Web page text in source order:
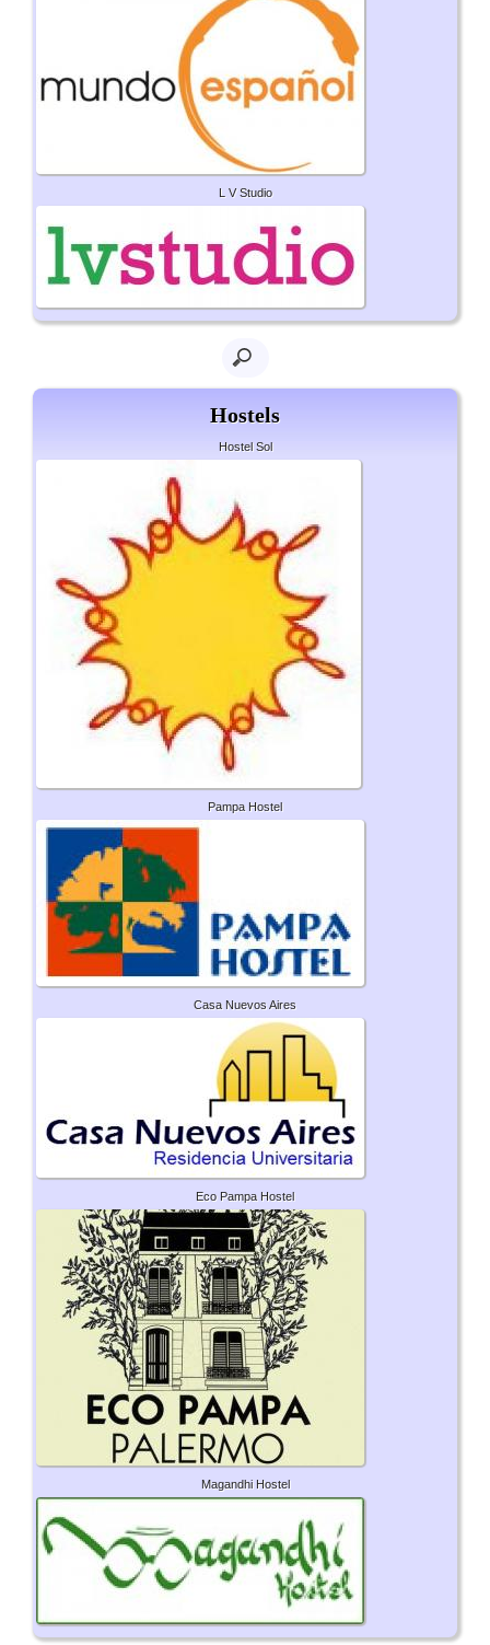
L V Studio
Hostels
Hostel Sol
Pampa Hostel
Casa Nuevos Aires
Eco Pampa Hostel
Magandhi Hostel